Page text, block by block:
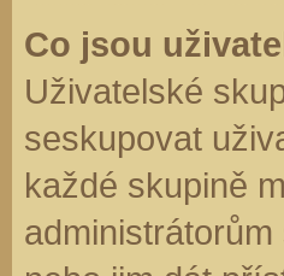
Co jsou
Uživatelské
seskupovat
každé skupině